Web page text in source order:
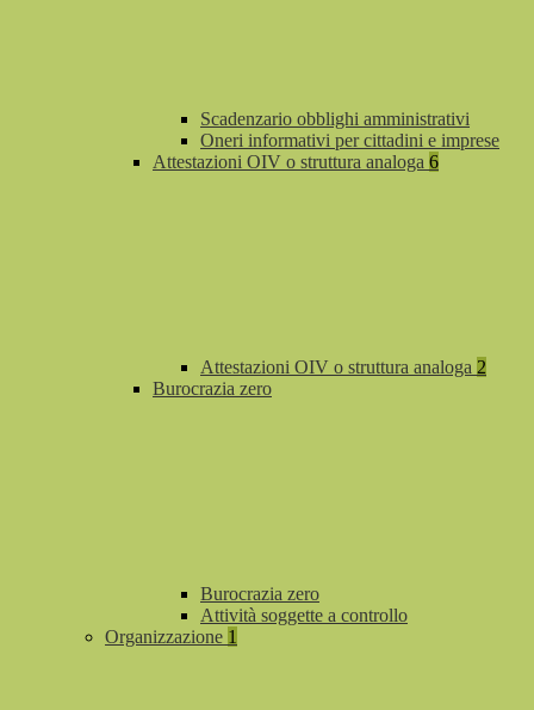
Scadenzario obblighi amministrativi
Oneri informativi per cittadini e imprese
Attestazioni OIV o struttura analoga 6
Attestazioni OIV o struttura analoga 2
Burocrazia zero
Burocrazia zero
Attività soggette a controllo
Organizzazione 1